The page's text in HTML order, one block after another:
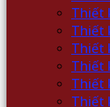
Thiết
Thiết
Thiết
Thiết
Thiết
Thiết